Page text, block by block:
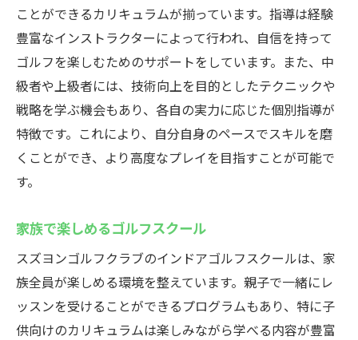
ことができるカリキュラムが揃っています。指導は経験
豊富なインストラクターによって行われ、自信を持って
ゴルフを楽しむためのサポートをしています。また、中
級者や上級者には、技術向上を目的としたテクニックや
戦略を学ぶ機会もあり、各自の実力に応じた個別指導が
特徴です。これにより、自分自身のペースでスキルを磨
くことができ、より高度なプレイを目指すことが可能で
す。
家族で楽しめるゴルフスクール
スズヨンゴルフクラブのインドアゴルフスクールは、家
族全員が楽しめる環境を整えています。親子で一緒にレ
ッスンを受けることができるプログラムもあり、特に子
供向けのカリキュラムは楽しみながら学べる内容が豊富